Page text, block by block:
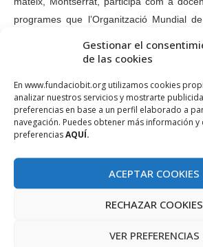
Gestionar el
de las cookies
En www.fundaciobit.org utilizamos cookies
analizar nuestros servicios y mostrarte
preferencias en base a un perfil elaborado a
navegación. Puedes obtener más información
preferenciasAQUÍ.
ACEPTAR COOKIES
RECHAZAR COOKIES
VER PREFERENCIAS
programes que l’Organització Mundial
món per ajudar a desenvolupar els
Descarregui el full informatiu dels curos